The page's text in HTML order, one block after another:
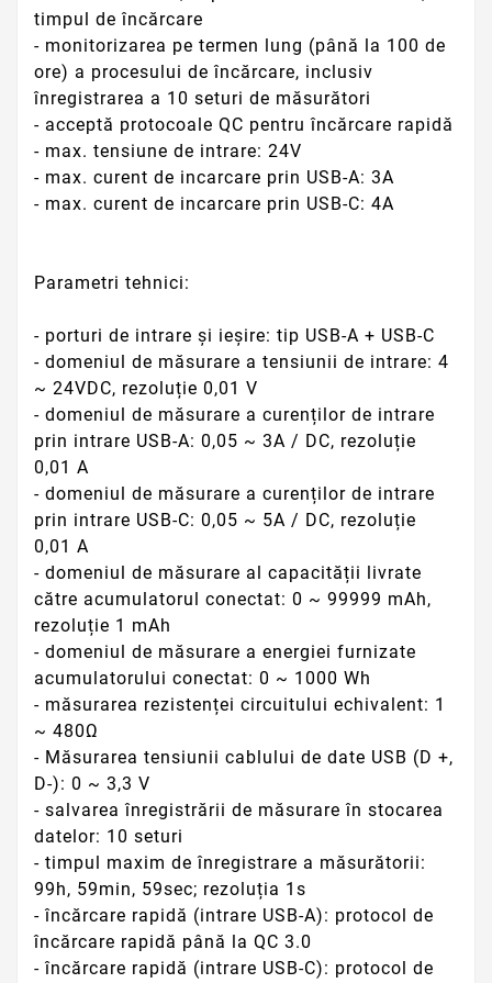
timpul de încărcare
- monitorizarea pe termen lung (până la 100 de
ore) a procesului de încărcare, inclusiv
înregistrarea a 10 seturi de măsurători
- acceptă protocoale QC pentru încărcare rapidă
- max. tensiune de intrare: 24V
- max. curent de incarcare prin USB-A: 3A
- max. curent de incarcare prin USB-C: 4A
Parametri tehnici:
- porturi de intrare și ieșire: tip USB-A + USB-C
- domeniul de măsurare a tensiunii de intrare: 4
~ 24VDC, rezoluție 0,01 V
- domeniul de măsurare a curenților de intrare
prin intrare USB-A: 0,05 ~ 3A / DC, rezoluție
0,01 A
- domeniul de măsurare a curenților de intrare
prin intrare USB-C: 0,05 ~ 5A / DC, rezoluție
0,01 A
- domeniul de măsurare al capacității livrate
către acumulatorul conectat: 0 ~ 99999 mAh,
rezoluție 1 mAh
- domeniul de măsurare a energiei furnizate
acumulatorului conectat: 0 ~ 1000 Wh
- măsurarea rezistenței circuitului echivalent: 1
~ 480Ω
- Măsurarea tensiunii cablului de date USB (D +,
D-): 0 ~ 3,3 V
- salvarea înregistrării de măsurare în stocarea
datelor: 10 seturi
- timpul maxim de înregistrare a măsurătorii:
99h, 59min, 59sec; rezoluția 1s
- încărcare rapidă (intrare USB-A): protocol de
încărcare rapidă până la QC 3.0
- încărcare rapidă (intrare USB-C): protocol de